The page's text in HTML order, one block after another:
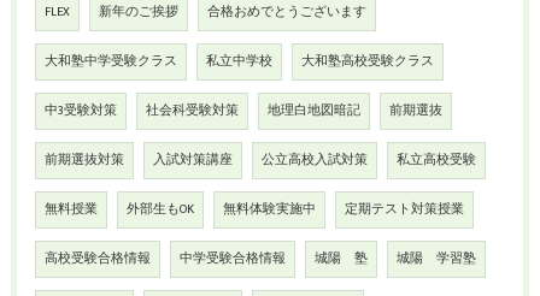
FLEX 新年のご挨拶 合格おめでとうございます
大和塾中学受験クラス 私立中学校 大和塾高校受験クラス
中3受験対策 社会科受験対策 地理白地図暗記 前期選抜
前期選抜対策 入試対策講座 公立高校入試対策 私立高校受験
無料授業 外部生もOK 無料体験実施中 定期テスト対策授業
高校受験合格情報 中学受験合格情報 城陽 塾 城陽 学習塾